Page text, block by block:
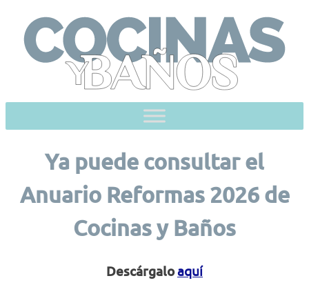
content
Ya puede consultar el
Anuario Reformas 2026 de
Cocinas y Baños
Descárgaloaquí